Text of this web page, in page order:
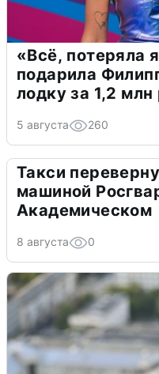
«Всё, потеряла
подарила
лодку за 1,2 млн
5 августа 260
Такси
машиной
Академическом
8 августа 0